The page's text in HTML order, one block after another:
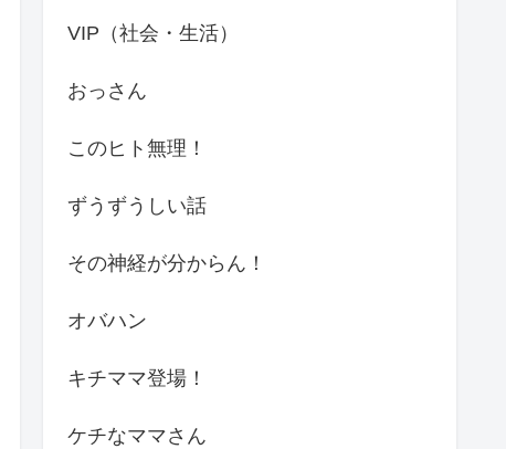
VIP（社会・生活）
おっさん
このヒト無理！
ずうずうしい話
その神経が分からん！
オバハン
キチママ登場！
ケチなママさん